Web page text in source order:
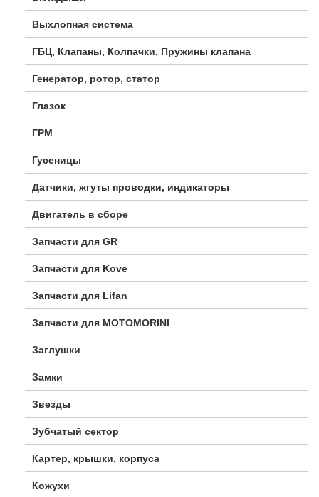
Выхлопная система
ГБЦ, Клапаны, Колпачки, Пружины клапана
Генератор, ротор, статор
Глазок
ГРМ
Гусеницы
Датчики, жгуты проводки, индикаторы
Двигатель в сборе
Запчасти для GR
Запчасти для Kove
Запчасти для Lifan
Запчасти для MOTOMORINI
Заглушки
Замки
Звезды
Зубчатый сектор
Картер, крышки, корпуса
Кожухи